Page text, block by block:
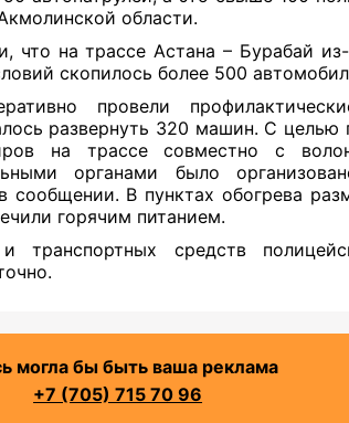
области.
на трассе Астана – Бурабай из-
скопилось более 500
провели
развернуть 320 машин. С целью
на трассе совместно с
органами было
сообщении. В пунктах обогрева
горячим питанием.
транспортных средств
могла бы быть ваша реклама
+7 (705) 715 70 96